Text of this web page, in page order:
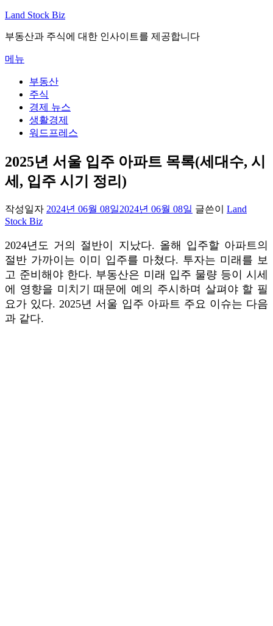
내
으
로
바
Land Stock Biz
부동산과 주식에 대한 인사이트를 제공합니다
메뉴
부동산
주식
경제 뉴스
생활경제
워드프레스
2025년 서울 입주 아파트 목록(세대수, 시
세, 입주 시기 정리)
작성일자 2024년 06월 08일2024년 06월 08일 글쓴이 Land
Stock Biz
2024년도 거의 절반이 지났다. 올해 입주할 아파트의
절반 가까이는 이미 입주를 마쳤다. 투자는 미래를 보
고 준비해야 한다. 부동산은 미래 입주 물량 등이 시세
에 영향을 미치기 때문에 예의 주시하며 살펴야 할 필
요가 있다. 2025년 서울 입주 아파트 주요 이슈는 다음
과 같다.